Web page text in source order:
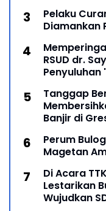
Pelaku
Diamankan
RSUD dr.
Penyuluhan
Tanggap
Banjir di
Perum
Magetan
Di Acara
Lestarikan
Wujudkan